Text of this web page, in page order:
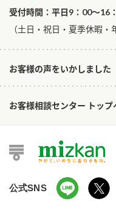
受付時間：平日9：00～16
（土日・祝日・夏季休暇・
お客様の声をいかしました
お客様相談センター トップ
公式SNS